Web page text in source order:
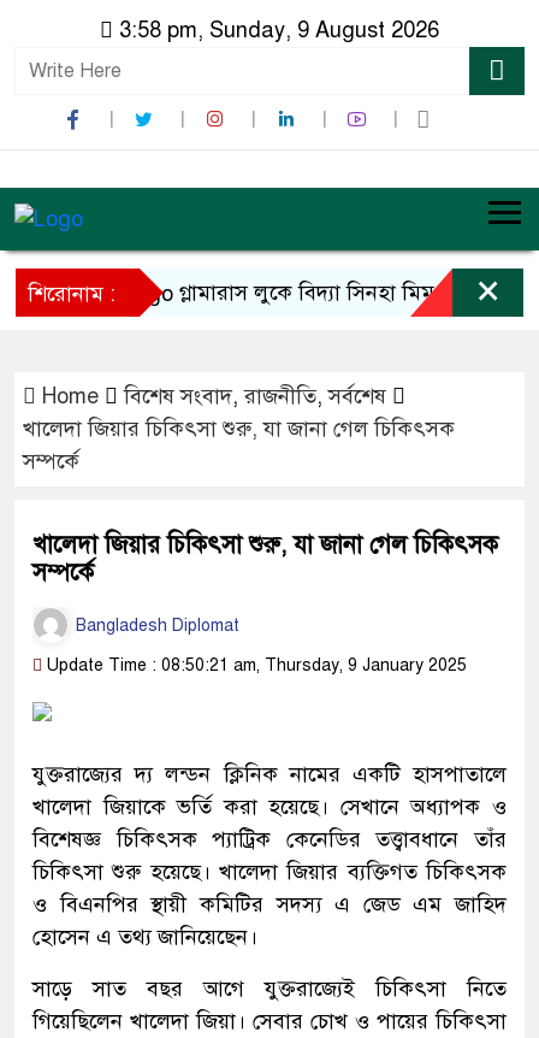
3:58 pm, Sunday, 9 August 2026
শিরোনাম : গ্লামারাস লুকে বিদ্যা সিনহা মিম ×
Home বিশেষ সংবাদ,রাজনীতি,সর্বশেষ
খালেদা জিয়ার চিকিৎসা শুরু, যা জানা গেল চিকিৎসক
সম্পর্কে
খালেদা জিয়ার চিকিৎসা শুরু, যা জানা গেল চিকিৎসক
সম্পর্কে
Bangladesh Diplomat
Update Time : 08:50:21 am, Thursday, 9 January 2025
যুক্তরাজ্যের দ্য লন্ডন ক্লিনিক নামের একটি হাসপাতালে
খালেদা জিয়াকে ভর্তি করা হয়েছে। সেখানে অধ্যাপক ও
বিশেষজ্ঞ চিকিৎসক প্যাট্রিক কেনেডির তত্ত্বাবধানে তাঁর
চিকিৎসা শুরু হয়েছে। খালেদা জিয়ার ব্যক্তিগত চিকিৎসক
ও বিএনপির স্থায়ী কমিটির সদস্য এ জেড এম জাহিদ
হোসেন এ তথ্য জানিয়েছেন।
সাড়ে সাত বছর আগে যুক্তরাজ্যেই চিকিৎসা নিতে
গিয়েছিলেন খালেদা জিয়া। সেবার চোখ ও পায়ের চিকিৎসা